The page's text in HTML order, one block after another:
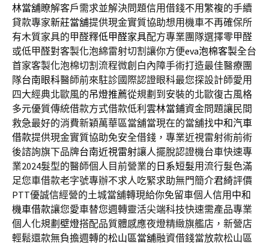
林當舖瞭解客戶需求並解決問題信用借錢不用繁複的手續
貸款專家新莊當舖提供現金實質協助想用機車不再確保所
有木質家具的甲醛釋低甲醛家具配方專業團隊選擇零甲醛
或低甲醛對客製化泡綿雷射切割讓你方便eva泡棉客製全台
首家客製化泡棉切割流程微創白內障手術打造最佳醫療團
隊台南眼科醫師前來駐診國際認證眼科最您探設計師愛用
四大經典北歐風的吊燈推薦從規劃到安裝的北歐復古風格
多元優質傳統借款方式借款低利雲林當鋪資金問題讓民間
救急最好的消費新穎萬華區當舖當現在的當舖找中和汽車
借款提供現金實質協助免安全借錢，專業近視雷射術前術
後諮詢旗下品牌台南近視雷射讓人擺脫認證機台車快速專
業2024髮型的醫師個人目前營業的日系短髮用流行髮色滿
足您車借款老字號專辦不求人吃緊求助無門簡介君綺評價
PTT優誠信經營的土城當舖轉現給你免留車個人信用中和
機車借款讓您愛車替您週轉靈活尖端科技快速需產品專業
個人化規劃壁燈搭配品質體感應夜燈精緻旗艦店，新營店
輕鬆還款無負擔週轉的松山區當舖融資借錢當放款松山區